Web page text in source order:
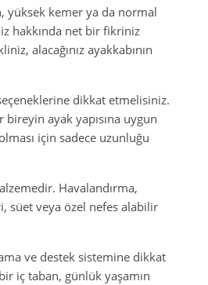
yüksek kemer ya da normal
hakkında net bir fikriniz
alacağınız ayakkabının
dikkat etmelisiniz.
ayak yapısına uygun
için sadece uzunluğu
Havalandırma,
süet veya özel nefes alabilir
ve destek sistemine dikkat
iç taban, günlük yaşamın